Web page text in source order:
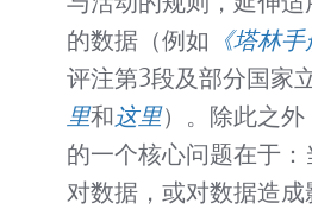
的数据（例如 《塔林手
评注第3段及部分国家
里和这里）。除此之外
的一个核心问题在于
对数据，或对数据造